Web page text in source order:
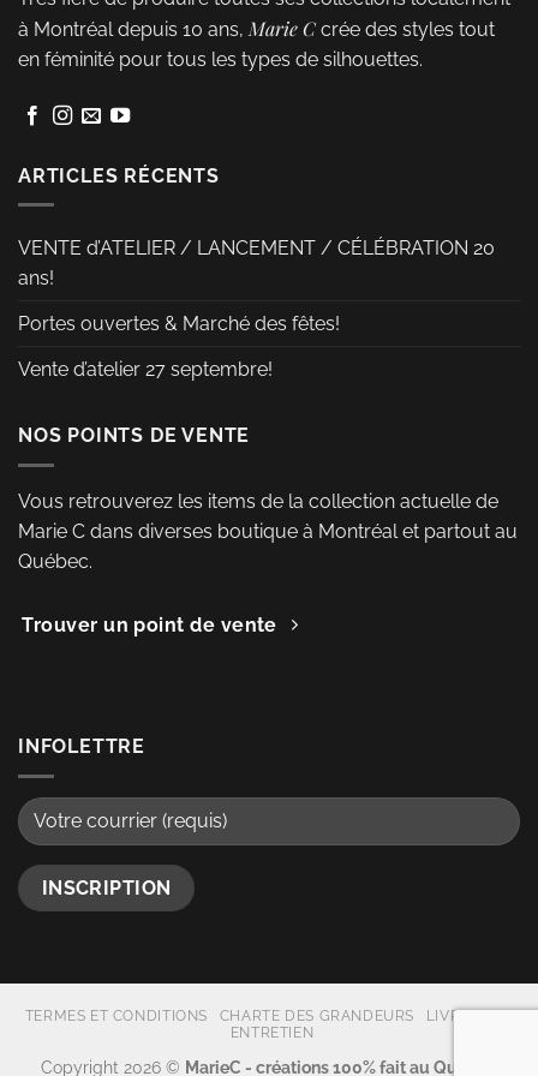
peuvent
choisies
la
produit
à Montréal depuis 10 ans,Marie Ccrée des styles tout
en féminité pour tous les types de silhouettes.
ARTICLES RÉCENTS
VENTE d’ATELIER / LANCEMENT / CÉLÉBRATION 20
ans!
Portes ouvertes & Marché des fêtes!
Vente d’atelier 27 septembre!
NOS POINTS DE VENTE
Vous retrouverez les items de la collection actuelle de
Marie C dans diverses boutique à Montréal et partout au
Québec.
Trouver un point de vente
INFOLETTRE
TERMES ET CONDITIONS CHARTE DES GRANDEURS
LIVRAISON
ENTRETIEN
Copyright 2026 © MarieC - créations 100% fait au Québec